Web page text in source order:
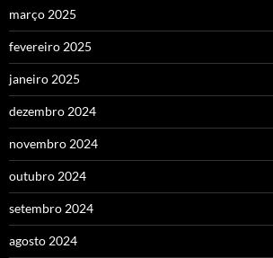
março 2025
fevereiro 2025
janeiro 2025
dezembro 2024
novembro 2024
outubro 2024
setembro 2024
agosto 2024